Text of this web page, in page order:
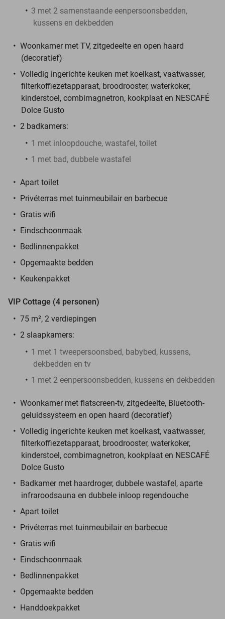
3 met 2 samenstaande eenpersoonsbedden,
kussens en dekbedden
Woonkamer met TV, zitgedeelte en open haard
(decoratief)
Volledig ingerichte keuken met koelkast, vaatwasser,
filterkoffiezetapparaat, broodrooster, waterkoker,
kinderstoel, combimagnetron, kookplaat en NESCAFÉ
Dolce Gusto
2 badkamers:
1 met inloopdouche, wastafel, toilet
1 met bad, dubbele wastafel
Apart toilet
Privéterras met tuinmeubilair en barbecue
Gratis wifi
Eindschoonmaak
Bedlinnenpakket
Opgemaakte bedden
Keukenpakket
VIP Cottage (4 personen)
75 m², 2 verdiepingen
2 slaapkamers:
1 met 1 tweepersoonsbed, babybed, kussens,
dekbedden en tv
1 met 2 eenpersoonsbedden, kussens en dekbedden
Woonkamer met flatscreen-tv, zitgedeelte, Bluetooth-
geluidssysteem en open haard (decoratief)
Volledig ingerichte keuken met koelkast, vaatwasser,
filterkoffiezetapparaat, broodrooster, waterkoker,
kinderstoel, combimagnetron, kookplaat en NESCAFÉ
Dolce Gusto
Badkamer met haardroger, dubbele wastafel, aparte
infraroodsauna en dubbele inloop regendouche
Apart toilet
Privéterras met tuinmeubilair en barbecue
Gratis wifi
Eindschoonmaak
Bedlinnenpakket
Opgemaakte bedden
Handdoekpakket